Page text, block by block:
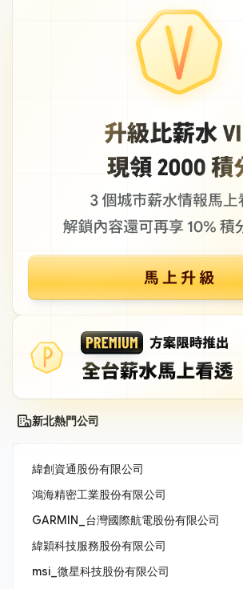
新北熱門公司
緯創資通股份有限公司
鴻海精密工業股份有限公司
GARMIN_台灣國際航電股份有限公司
緯穎科技服務股份有限公司
msi_微星科技股份有限公司